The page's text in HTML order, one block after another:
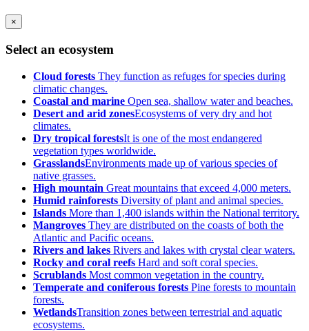
×
Select an ecosystem
Cloud forests They function as refuges for species during
climatic changes.
Coastal and marine Open sea, shallow water and beaches.
Desert and arid zonesEcosystems of very dry and hot
climates.
Dry tropical forestsIt is one of the most endangered
vegetation types worldwide.
GrasslandsEnvironments made up of various species of
native grasses.
High mountain Great mountains that exceed 4,000 meters.
Humid rainforests Diversity of plant and animal species.
Islands More than 1,400 islands within the National territory.
Mangroves They are distributed on the coasts of both the
Atlantic and Pacific oceans.
Rivers and lakes Rivers and lakes with crystal clear waters.
Rocky and coral reefs Hard and soft coral species.
Scrublands Most common vegetation in the country.
Temperate and coniferous forests Pine forests to mountain
forests.
WetlandsTransition zones between terrestrial and aquatic
ecosystems.